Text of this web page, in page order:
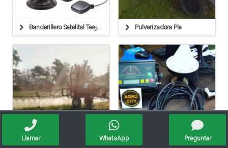
Banderillero Satelital Teejet Centerline 220 Pulverizadora Pla
Fumigadora De Arrastre 2000 Lts. Banderilleros Satelitales-anemómetros
Llamar WhatsApp Preguntar